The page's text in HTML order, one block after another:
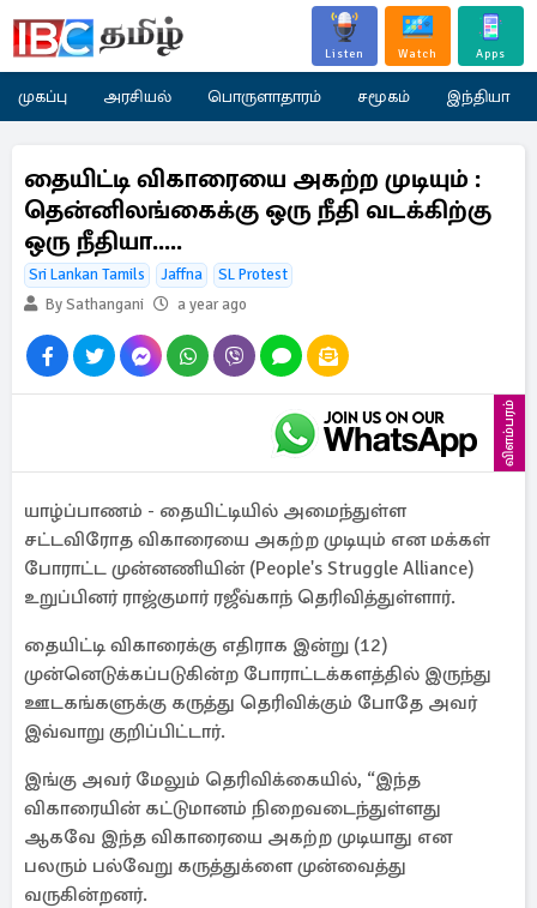
Listen Watch Apps
முகப்பு அரசியல் பொருளாதாரம் சமூகம் இந்தியா
தையிட்டி விகாரையை அகற்ற முடியும் :
தென்னிலங்கைக்கு ஒரு நீதி வடக்கிற்கு
ஒரு நீதியா.....
Sri Lankan Tamils Jaffna
SL Protest
By Sathangani
a year ago
விளம்பரம்
யாழ்ப்பாணம் - தையிட்டியில் அமைந்துள்ள
சட்டவிரோத விகாரையை அகற்ற முடியும் என மக்கள்
போராட்ட முன்னணியின் (People's Struggle Alliance)
உறுப்பினர் ராஜ்குமார் ரஜீவ்காந் தெரிவித்துள்ளார்.
தையிட்டி விகாரைக்கு எதிராக இன்று (12)
முன்னெடுக்கப்படுகின்ற போராட்டக்களத்தில் இருந்து
ஊடகங்களுக்கு கருத்து தெரிவிக்கும் போதே அவர்
இவ்வாறு குறிப்பிட்டார்.
இங்கு அவர் மேலும் தெரிவிக்கையில், “இந்த
விகாரையின் கட்டுமானம் நிறைவடைந்துள்ளது
ஆகவே இந்த விகாரையை அகற்ற முடியாது என
பலரும் பல்வேறு கருத்துக்ளை முன்வைத்து
வருகின்றனர்.